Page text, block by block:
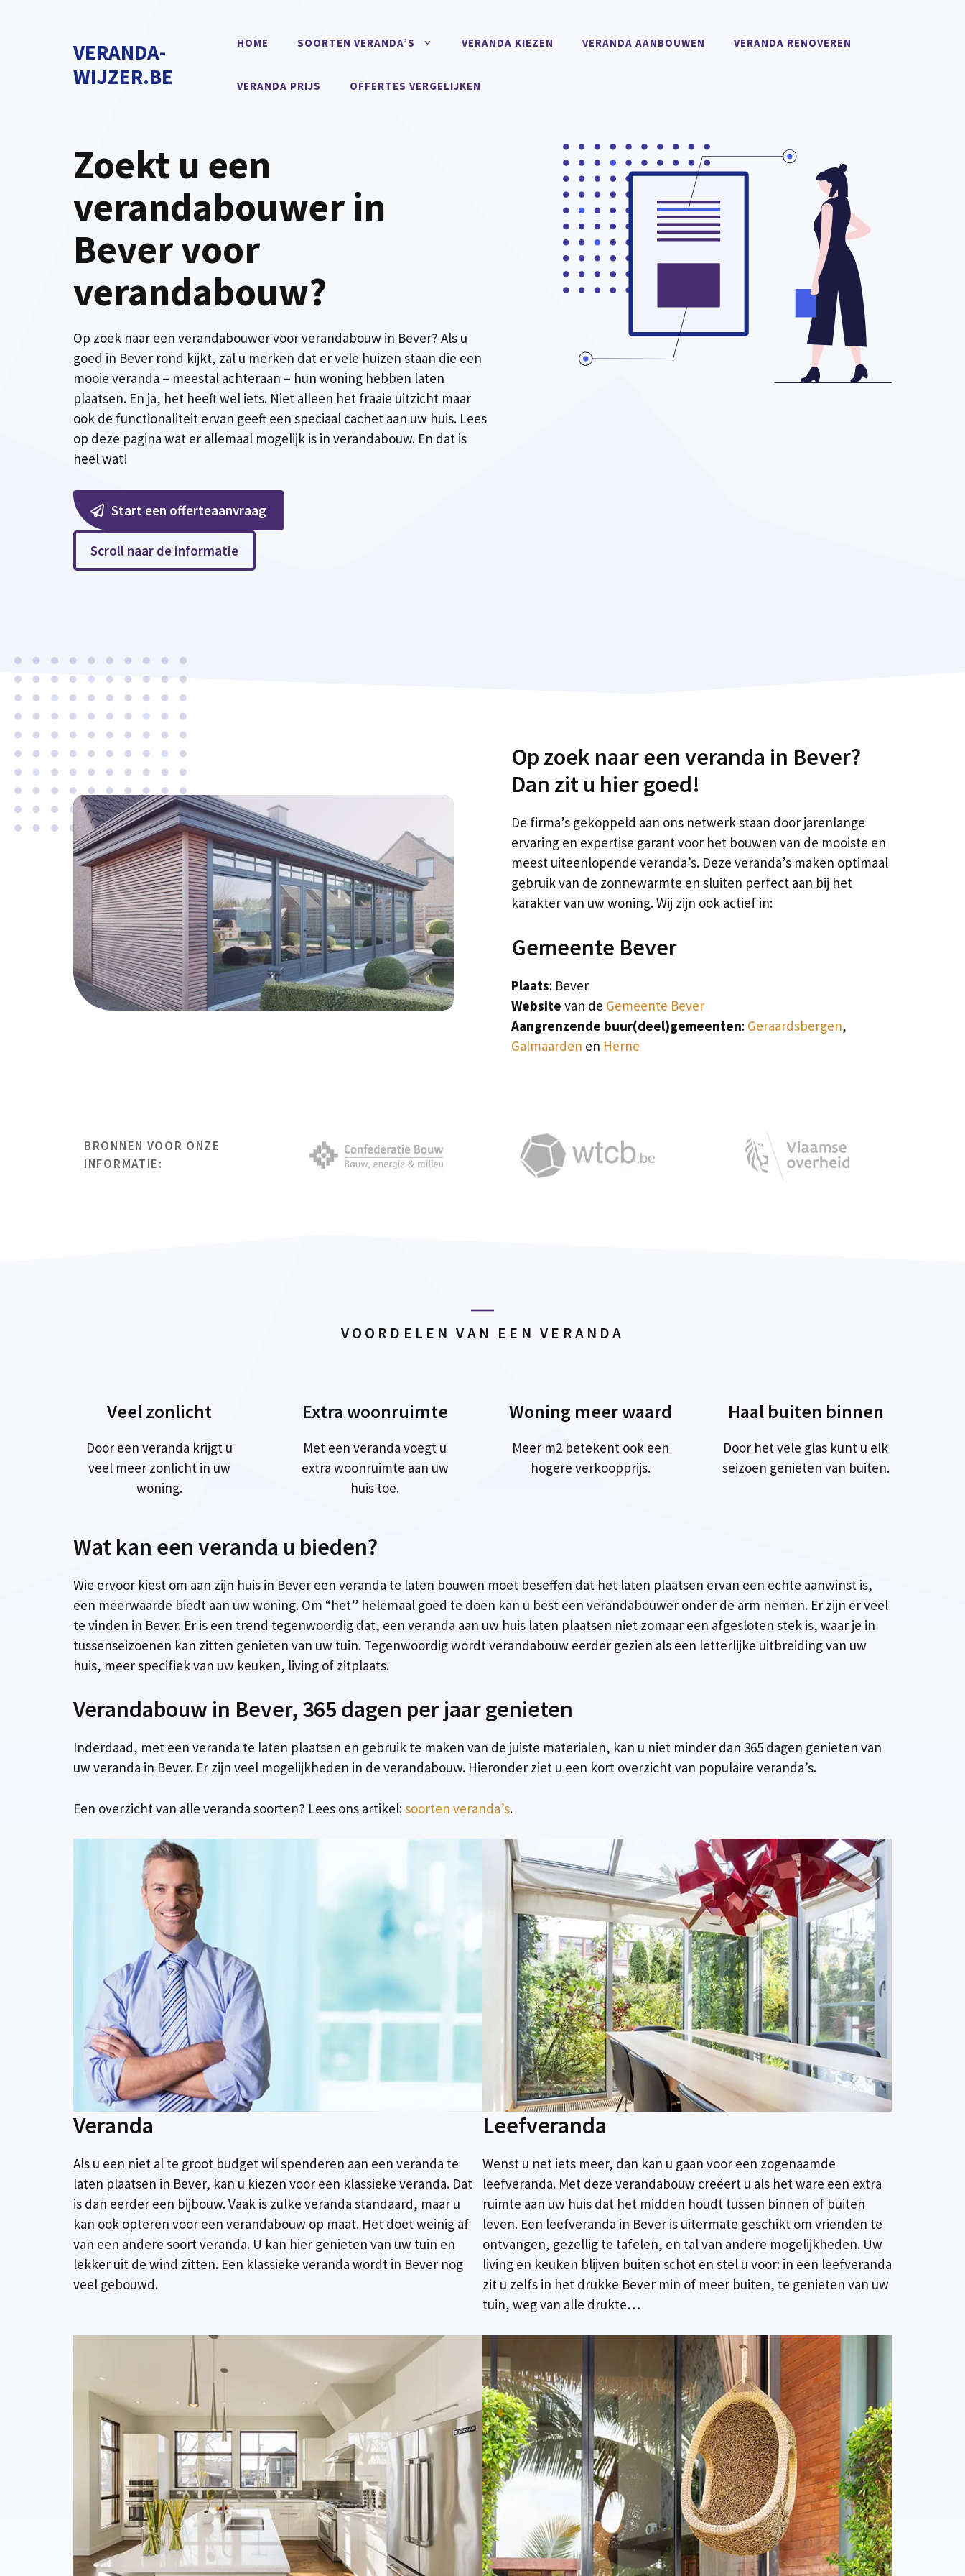
VERANDA-
WIJZER.BE
HOME SOORTEN VERANDA’S VERANDA KIEZEN VERANDA AANBOUWEN VERANDA RENOVEREN
VERANDA PRIJS OFFERTES VERGELIJKEN
Zoekt u een
verandabouwer in
Bever voor
verandabouw?
Op zoek naar een verandabouwer voor verandabouw in Bever? Als u
goed in Bever rond kijkt, zal u merken dat er vele huizen staan die een
mooie veranda – meestal achteraan – hun woning hebben laten
plaatsen. En ja, het heeft wel iets. Niet alleen het fraaie uitzicht maar
ook de functionaliteit ervan geeft een speciaal cachet aan uw huis. Lees
op deze pagina wat er allemaal mogelijk is in verandabouw. En dat is
heel wat!
Start een offerteaanvraag
Scroll naar de informatie
Op zoek naar een veranda in Bever?
Dan zit u hier goed!
De firma’s gekoppeld aan ons netwerk staan door jarenlange
ervaring en expertise garant voor het bouwen van de mooiste en
meest uiteenlopende veranda’s. Deze veranda’s maken optimaal
gebruik van de zonnewarmte en sluiten perfect aan bij het
karakter van uw woning. Wij zijn ook actief in:
Gemeente Bever
Plaats: Bever
Website van de Gemeente Bever
Aangrenzende buur(deel)gemeenten: Geraardsbergen,
Galmaarden en Herne
BRONNEN VOOR ONZE
INFORMATIE:
VOORDELEN VAN EEN VERANDA
Veel zonlicht
Door een veranda krijgt u
veel meer zonlicht in uw
woning.
Extra woonruimte
Met een veranda voegt u
extra woonruimte aan uw
huis toe.
Woning meer waard
Meer m2 betekent ook een
hogere verkoopprijs.
Haal buiten binnen
Door het vele glas kunt u elk
seizoen genieten van buiten.
Wat kan een veranda u bieden?
Wie ervoor kiest om aan zijn huis in Bever een veranda te laten bouwen moet beseffen dat het laten plaatsen ervan een echte aanwinst is,
een meerwaarde biedt aan uw woning. Om “het” helemaal goed te doen kan u best een verandabouwer onder de arm nemen. Er zijn er veel
te vinden in Bever. Er is een trend tegenwoordig dat, een veranda aan uw huis laten plaatsen niet zomaar een afgesloten stek is, waar je in
tussenseizoenen kan zitten genieten van uw tuin. Tegenwoordig wordt verandabouw eerder gezien als een letterlijke uitbreiding van uw
huis, meer specifiek van uw keuken, living of zitplaats.
Verandabouw in Bever, 365 dagen per jaar genieten
Inderdaad, met een veranda te laten plaatsen en gebruik te maken van de juiste materialen, kan u niet minder dan 365 dagen genieten van
uw veranda in Bever. Er zijn veel mogelijkheden in de verandabouw. Hieronder ziet u een kort overzicht van populaire veranda’s.
Een overzicht van alle veranda soorten? Lees ons artikel:soorten veranda’s.
Veranda
Als u een niet al te groot budget wil spenderen aan een veranda te
laten plaatsen in Bever, kan u kiezen voor een klassieke veranda. Dat
is dan eerder een bijbouw. Vaak is zulke veranda standaard, maar u
kan ook opteren voor een verandabouw op maat. Het doet weinig af
van een andere soort veranda. U kan hier genieten van uw tuin en
lekker uit de wind zitten. Een klassieke veranda wordt in Bever nog
veel gebouwd.
Leefveranda
Wenst u net iets meer, dan kan u gaan voor een zogenaamde
leefveranda. Met deze verandabouw creëert u als het ware een extra
ruimte aan uw huis dat het midden houdt tussen binnen of buiten
leven. Een leefveranda in Bever is uitermate geschikt om vrienden te
ontvangen, gezellig te tafelen, en tal van andere mogelijkheden. Uw
living en keuken blijven buiten schot en stel u voor: in een leefveranda
zit u zelfs in het drukke Bever min of meer buiten, te genieten van uw
tuin, weg van alle drukte…